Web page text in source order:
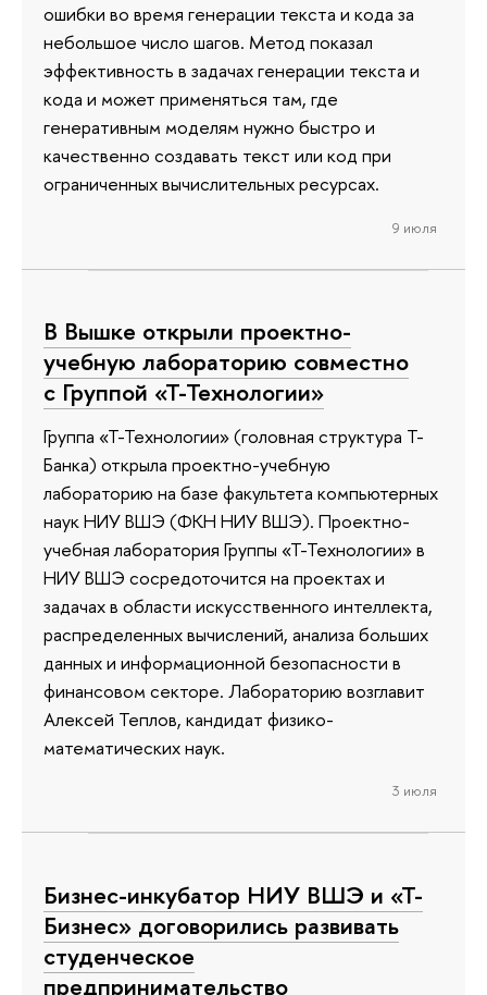
ошибки во время генерации текста и кода за
небольшое число шагов. Метод показал
эффективность в задачах генерации текста и
кода и может применяться там, где
генеративным моделям нужно быстро и
качественно создавать текст или код при
ограниченных вычислительных ресурсах.
9 июля
В Вышке открыли проектно-
учебную лабораторию совместно
с Группой «Т-Технологии»
Группа «Т-Технологии» (головная структура Т-
Банка) открыла проектно-учебную
лабораторию на базе факультета компьютерных
наук НИУ ВШЭ (ФКН НИУ ВШЭ). Проектно-
учебная лаборатория Группы «Т-Технологии» в
НИУ ВШЭ сосредоточится на проектах и
задачах в области искусственного интеллекта,
распределенных вычислений, анализа больших
данных и информационной безопасности в
финансовом секторе. Лабораторию возглавит
Алексей Теплов, кандидат физико-
математических наук.
3 июля
Бизнес-инкубатор НИУ ВШЭ и «Т-
Бизнес» договорились развивать
студенческое
предпринимательство